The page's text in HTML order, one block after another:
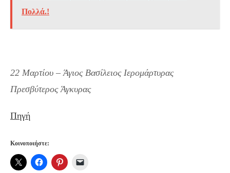
Πολλά.!
22 Μαρτίου – Άγιος Βασίλειος Ιερομάρτυρας
Πρεσβύτερος Άγκυρας
Πηγή
Κοινοποιήστε: